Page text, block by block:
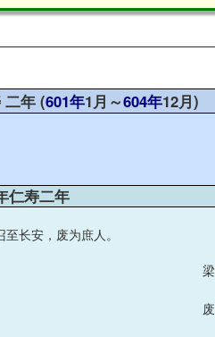
年 (601年1月～604年12月)
仁寿二年
长安，废为庶人。